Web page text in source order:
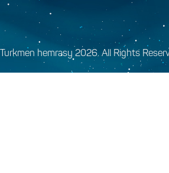
Turkmen hemrasy 2026. All Rights